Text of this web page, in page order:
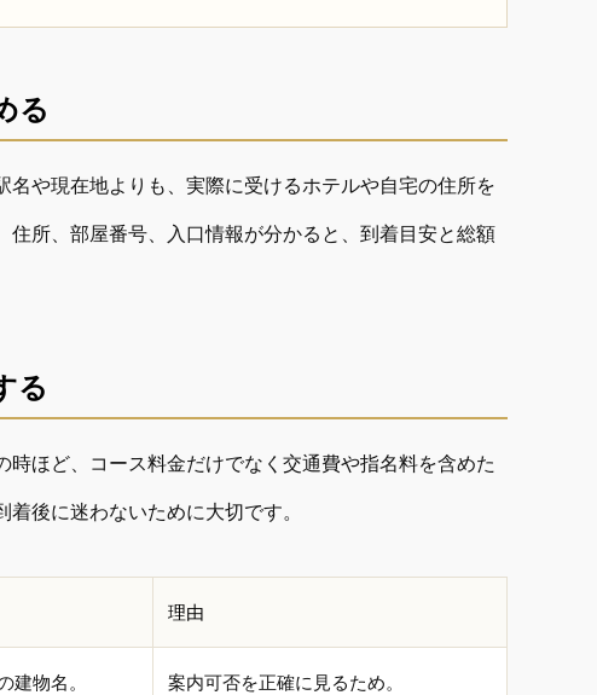
る
名や現在地よりも、実際に受けるホテルや自宅の住所を
住所、部屋番号、入口情報が分かると、到着目安と総額
る
時ほど、コース料金だけでなく交通費や指名料を含めた
後に迷わないために大切です。
理由
建物名。 案内可否を正確に見るため。